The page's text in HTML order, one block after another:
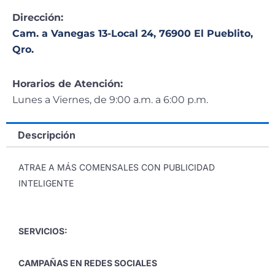
Dirección:
Cam. a Vanegas 13-Local 24, 76900 El Pueblito,
Qro.
Horarios de Atención:
Lunes a Viernes, de 9:00 a.m. a 6:00 p.m.
Descripción
ATRAE A MÁS COMENSALES CON PUBLICIDAD
INTELIGENTE
SERVICIOS:
CAMPAÑAS EN REDES SOCIALES